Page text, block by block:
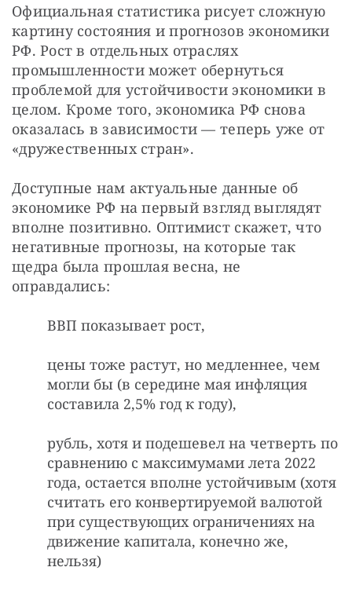
Официальная статистика рисует сложную
картину состояния и прогнозов экономики
РФ. Рост в отдельных отраслях
промышленности может обернуться
проблемой для устойчивости экономики в
целом. Кроме того, экономика РФ снова
оказалась в зависимости — теперь уже от
«дружественных стран».
Доступные нам актуальные данные об
экономике РФ на первый взгляд выглядят
вполне позитивно. Оптимист скажет, что
негативные прогнозы, на которые так
щедра была прошлая весна, не
оправдались:
ВВП показывает рост,
цены тоже растут, но медленнее, чем
могли бы (в середине мая инфляция
составила 2,5% год к году),
рубль, хотя и подешевел на четверть по
сравнению с максимумами лета 2022
года, остается вполне устойчивым (хотя
считать его конвертируемой валютой
при существующих ограничениях на
движение капитала, конечно же,
нельзя)